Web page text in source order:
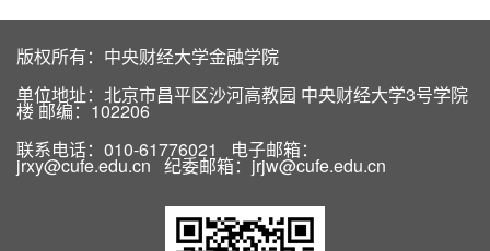
版权所有：中央财经大学金融学院
单位地址：北京市昌平区沙河高教园 中央财经大学3号学院
楼 邮编：102206
联系电话：010-61776021 电子邮箱：
jrxy@cufe.edu.cn 纪委邮箱：jrjw@cufe.edu.cn